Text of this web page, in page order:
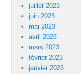
juillet 2023
juin 2023
mai 2023
avril 2023
mars 2023
février 2023
janvier 2023